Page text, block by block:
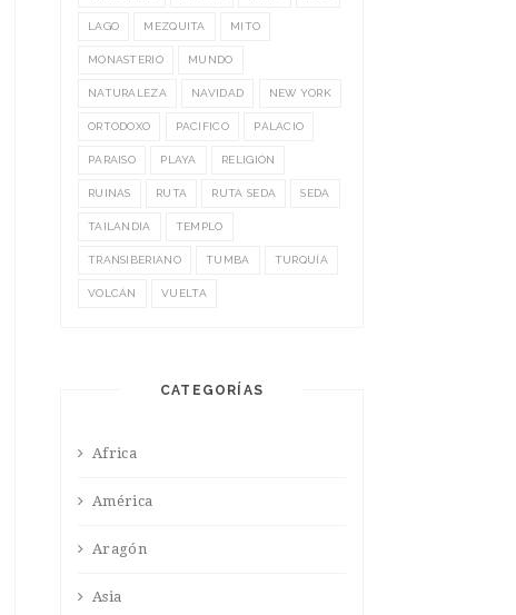
LAGO MEZQUITA MITO
MONASTERIO MUNDO
NATURALEZA NAVIDAD NEW YORK
ORTODOXO PACIFICO PALACIO
PARAISO PLAYA RELIGIÓN
RUINAS RUTA RUTA SEDA SEDA
TAILANDIA TEMPLO
TRANSIBERIANO TUMBA TURQUÍA
VOLCÁN VUELTA
CATEGORÍAS
Africa
América
Aragón
Asia